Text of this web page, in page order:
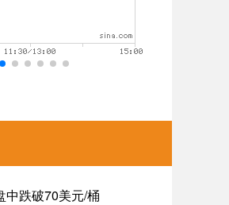
中跌破70美元/桶